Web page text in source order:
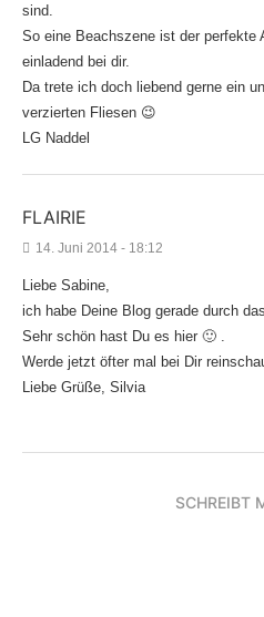
sind.
So eine Beachszene ist der perfekte
einladend bei dir.
Da trete ich doch liebend gerne ein
verzierten Fliesen 😉
LG Naddel
FLAIRIE
14. Juni 2014 - 18:12
Liebe Sabine,
ich habe Deine Blog gerade durch
Sehr schön hast Du es hier 🙂 .
Werde jetzt öfter mal bei Dir
Liebe Grüße, Silvia
SCHREIBT